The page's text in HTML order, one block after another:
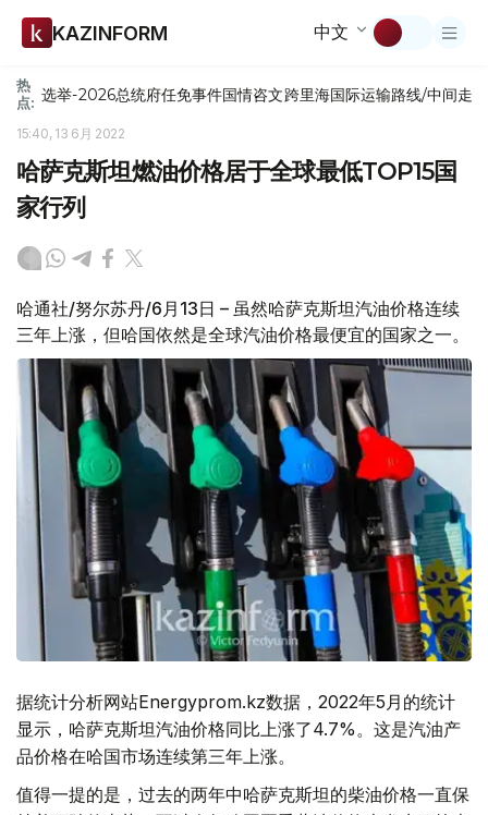
KAZINFORM 中文
热
点: 选举-2026总统府任免事件国情咨文跨里海国际运输路线/中间走廊
15:40, 13 6月 2022
哈萨克斯坦燃油价格居于全球最低TOP15国
家行列
哈通社/努尔苏丹/6月13日 – 虽然哈萨克斯坦汽油价格连续
三年上涨，但哈国依然是全球汽油价格最便宜的国家之一。
据统计分析网站Еnergyprom.kz数据，2022年5月的统计
显示，哈萨克斯坦汽油价格同比上涨了4.7%。这是汽油产
品价格在哈国市场连续第三年上涨。
值得一提的是，过去的两年中哈萨克斯坦的柴油价格一直保